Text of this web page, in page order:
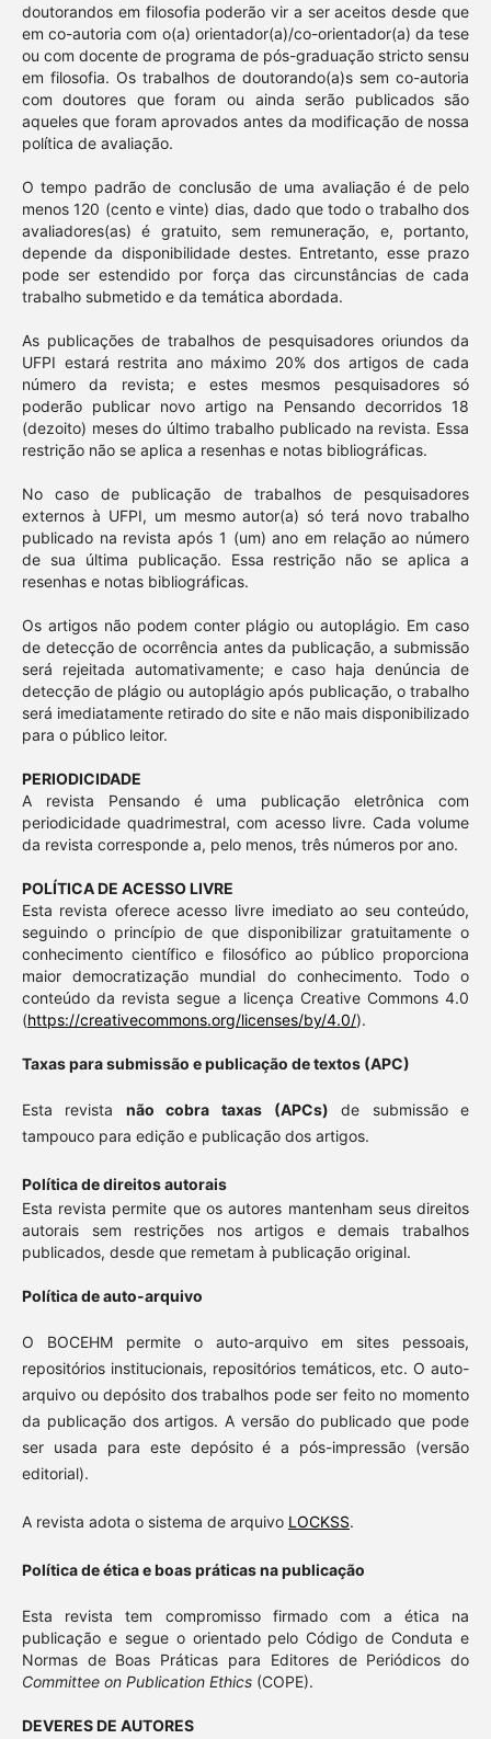
doutorandos em filosofia poderão vir a ser aceitos desde que
em co-autoria com o(a) orientador(a)/co-orientador(a) da tese
ou com docente de programa de pós-graduação stricto sensu
em filosofia. Os trabalhos de doutorando(a)s sem co-autoria
com doutores que foram ou ainda serão publicados são
aqueles que foram aprovados antes da modificação de nossa
política de avaliação.
O tempo padrão de conclusão de uma avaliação é de pelo
menos 120 (cento e vinte) dias, dado que todo o trabalho dos
avaliadores(as) é gratuito, sem remuneração, e, portanto,
depende da disponibilidade destes. Entretanto, esse prazo
pode ser estendido por força das circunstâncias de cada
trabalho submetido e da temática abordada.
As publicações de trabalhos de pesquisadores oriundos da
UFPI estará restrita ano máximo 20% dos artigos de cada
número da revista; e estes mesmos pesquisadores só
poderão publicar novo artigo na Pensando decorridos 18
(dezoito) meses do último trabalho publicado na revista. Essa
restrição não se aplica a resenhas e notas bibliográficas.
No caso de publicação de trabalhos de pesquisadores
externos à UFPI, um mesmo autor(a) só terá novo trabalho
publicado na revista após 1 (um) ano em relação ao número
de sua última publicação. Essa restrição não se aplica a
resenhas e notas bibliográficas.
Os artigos não podem conter plágio ou autoplágio. Em caso
de detecção de ocorrência antes da publicação, a submissão
será rejeitada automativamente; e caso haja denúncia de
detecção de plágio ou autoplágio após publicação, o trabalho
será imediatamente retirado do site e não mais disponibilizado
para o público leitor.
PERIODICIDADE
A revista Pensando é uma publicação eletrônica com
periodicidade quadrimestral, com acesso livre. Cada volume
da revista corresponde a, pelo menos, três números por ano.
POLÍTICA DE ACESSO LIVRE
Esta revista oferece acesso livre imediato ao seu conteúdo,
seguindo o princípio de que disponibilizar gratuitamente o
conhecimento científico e filosófico ao público proporciona
maior democratização mundial do conhecimento. Todo o
conteúdo da revista segue a licença Creative Commons 4.0
(https://creativecommons.org/licenses/by/4.0/).
Taxas para submissão e publicação de textos (APC)
Esta revista não cobra taxas (APCs) de submissão e
tampouco para edição e publicação dos artigos.
Política de direitos autorais
Esta revista permite que os autores mantenham seus direitos
autorais sem restrições nos artigos e demais trabalhos
publicados, desde que remetam à publicação original.
Política de auto-arquivo
O BOCEHM permite o auto-arquivo em sites pessoais,
repositórios institucionais, repositórios temáticos, etc. O auto-
arquivo ou depósito dos trabalhos pode ser feito no momento
da publicação dos artigos. A versão do publicado que pode
ser usada para este depósito é a pós-impressão (versão
editorial).
A revista adota o sistema de arquivo LOCKSS.
Política de ética e boas práticas na publicação
Esta revista tem compromisso firmado com a ética na
publicação e segue o orientado pelo Código de Conduta e
Normas de Boas Práticas para Editores de Periódicos do
Committee on Publication Ethics(COPE).
DEVERES DE AUTORES